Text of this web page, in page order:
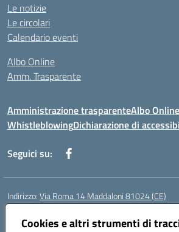
Cookies e altri strumenti di
Le notizie
Le circolari
Calendario eventi
Albo Online
Amm. Trasparente
Amministrazione trasparenteAlbo Online
WhistleblowingDichiarazione di
Seguici su:
Indirizzo:Via Roma 14 Maddaloni 81024 (CE)
Centralino:
Posta elettronica certificata (PEC):